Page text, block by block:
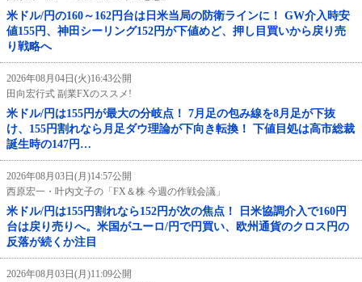
米ドル/円の160～162円台は日米当局の防衛ラインに！ GW介入時安
値155円、神田シーリング152円が下値めど、押し目買いから戻り売
り戦略へ
2026年08月04日(火)16:43公開
田向宏行式 副業FXのススメ!
米ドル/円は155円が最大の分岐点！ 7月足の包み線を8月足が下抜
け、155円割れなら月足ダウ理論が下向き転換！ 下値目処は高市総裁
誕生時の147円…
2026年08月03日(月)14:57公開
西原宏一・叶内文子の「FX＆株 今週の作戦会議」
米ドル/円は155円割れなら152円が次の焦点！ 日米協調介入で160円
台は戻り売りへ。米国がユーロ/円で円買い、欧州通貨のクロス円の
反落が続くか注目
2026年08月03日(月)11:09公開